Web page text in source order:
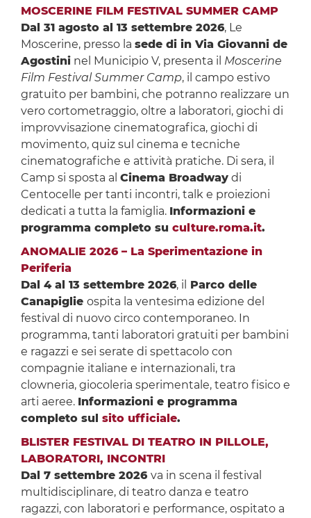
MOSCERINE FILM FESTIVAL SUMMER CAMP
Dal 31 agosto al 13 settembre 2026, Le
Moscerine, presso la sede di in Via Giovanni de
Agostininel Municipio V, presenta il Moscerine
Film Festival Summer Camp, il campo estivo
gratuito per bambini, che potranno realizzare un
vero cortometraggio, oltre a laboratori, giochi di
improvvisazione cinematografica, giochi di
movimento, quiz sul cinema e tecniche
cinematografiche e attività pratiche. Di sera, il
Camp si sposta al Cinema Broadwaydi
Centocelle per tanti incontri, talk e proiezioni
dedicati a tutta la famiglia. Informazioni e
programma completo su culture.roma.it.
ANOMALIE 2026 – La Sperimentazione in
Periferia
Dal 4 al 13 settembre 2026, il Parco delle
Canapiglie ospita la ventesima edizione del
festival di nuovo circo contemporaneo. In
programma, tanti laboratori gratuiti per bambini
e ragazzi e sei serate di spettacolo con
compagnie italiane e internazionali, tra
clowneria, giocoleria sperimentale, teatro fisico e
arti aeree. Informazioni e programma
completo sul sito ufficiale.
BLISTER FESTIVAL DI TEATRO IN PILLOLE,
LABORATORI, INCONTRI
Dal 7 settembre 2026 va in scena il festival
multidisciplinare, di teatro danza e teatro
ragazzi, con laboratori e performance, ospitato a